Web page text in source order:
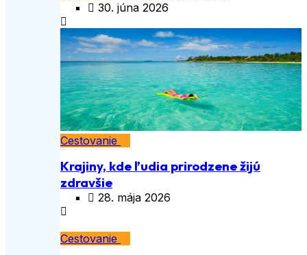
30. júna 2026
Cestovanie
Krajiny, kde ľudia prirodzene žijú
zdravšie
28. mája 2026
Cestovanie